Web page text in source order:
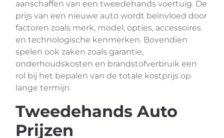
aanschaffen van een tweedehands voertuig. De
prijs van een nieuwe auto wordt beïnvloed door
factoren zoals merk, model, opties, accessoires
en technologische kenmerken. Bovendien
spelen ook zaken zoals garantie,
onderhoudskosten en brandstofverbruik een
rol bij het bepalen van de totale kostprijs op
lange termijn.
Tweedehands Auto
Prijzen